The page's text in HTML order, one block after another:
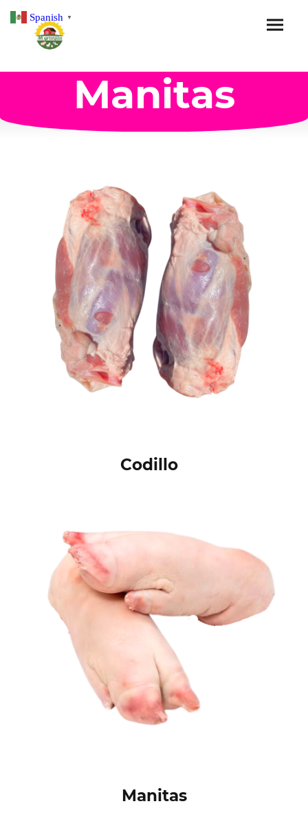
Manitas
Codillo
Manitas
Spanish ▼